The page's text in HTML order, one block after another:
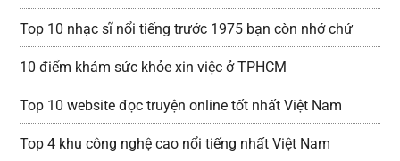
Top 10 nhạc sĩ nổi tiếng trước 1975 bạn còn nhớ chứ
10 điểm khám sức khỏe xin việc ở TPHCM
Top 10 website đọc truyện online tốt nhất Việt Nam
Top 4 khu công nghệ cao nổi tiếng nhất Việt Nam